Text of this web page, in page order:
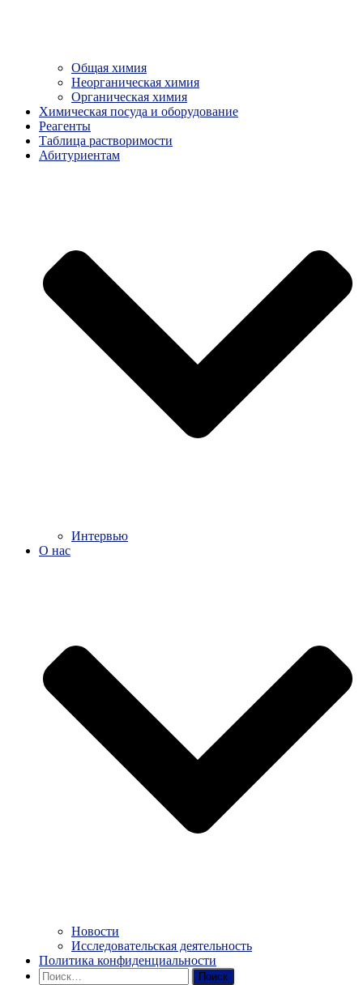
Общая химия
Неорганическая химия
Органическая химия
Химическая посуда и оборудование
Реагенты
Таблица растворимости
Абитуриентам
Интервью
О нас
Новости
Исследовательская деятельность
Политика конфиденциальности
Найти: